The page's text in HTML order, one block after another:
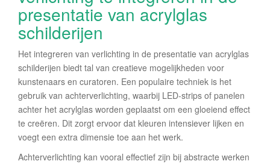
presentatie van acrylglas
schilderijen
Het integreren van verlichting in de presentatie van acrylglas
schilderijen biedt tal van creatieve mogelijkheden voor
kunstenaars en curatoren. Een populaire techniek is het
gebruik van achterverlichting, waarbij LED-strips of panelen
achter het acrylglas worden geplaatst om een gloeiend effect
te creëren. Dit zorgt ervoor dat kleuren intensiever lijken en
voegt een extra dimensie toe aan het werk.
Achterverlichting kan vooral effectief zijn bij abstracte werken